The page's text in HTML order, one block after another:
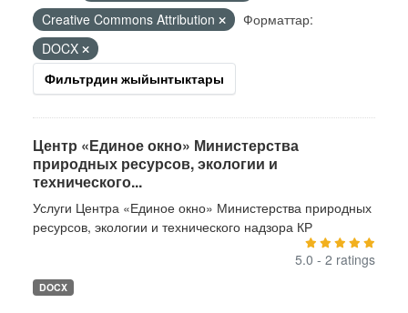
Creative Commons Attribution
Форматтар:
DOCX
Фильтрдин жыйынтыктары
Центр «Единое окно» Министерства
природных ресурсов, экологии и
технического...
Услуги Центра «Единое окно» Министерства природных
ресурсов, экологии и технического надзора КР
5.0 - 2 ratings
DOCX